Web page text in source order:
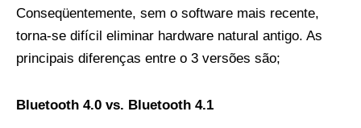
Conseqüentemente, sem o software mais recente,
torna-se difícil eliminar hardware natural antigo. As
principais diferenças entre o 3 versões são;
Bluetooth 4.0 vs. Bluetooth 4.1